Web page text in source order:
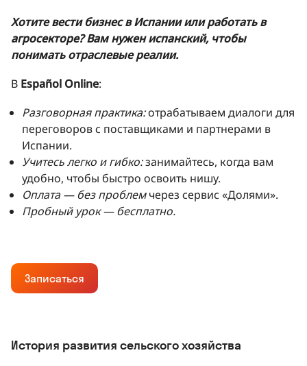
Хотите вести бизнес в Испании или работать в
агросекторе? Вам нужен испанский, чтобы
понимать отраслевые реалии.
В Español Online:
Разговорная практика:отрабатываем диалоги для
переговоров с поставщиками и партнерами в
Испании.
Учитесь легко и гибко:занимайтесь, когда вам
удобно, чтобы быстро освоить нишу.
Оплата — без проблемчерез сервис «Долями».
Пробный урок — бесплатно.
Записаться
История развития сельского хозяйства